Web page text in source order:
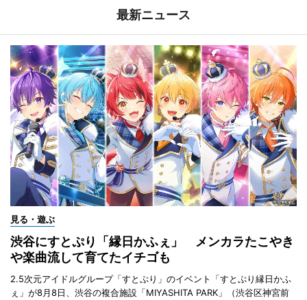
最新ニュース
見る・遊ぶ
渋谷にすとぷり「縁日かふぇ」 メンカラたこやき
や楽曲流して育てたイチゴも
2.5次元アイドルグループ「すとぷり」のイベント「すとぷり縁日かふ
ぇ」が8月8日、渋谷の複合施設「MIYASHITA PARK」（渋谷区神宮前